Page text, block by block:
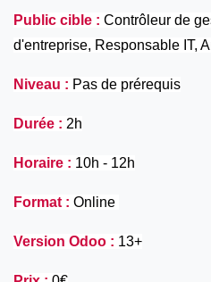
Public cible : Contrôleur de
d'entreprise, Responsable IT,
Niveau : Pas de prérequis
Durée : 2h
Horaire : 10h - 12h
Format : Online
Version Odoo : 13+